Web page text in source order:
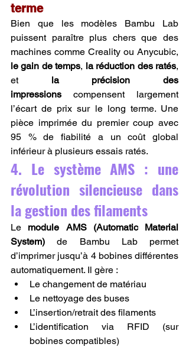
terme
Bien que les modèles Bambu Lab
puissent paraître plus chers que des
le gain de temps, la réduction des ratés,
et la précision des
impressions compensent largement
l’écart de prix sur le long terme. Une
pièce imprimée du premier coup avec
95 % de fiabilité a un coût global
inférieur à plusieurs essais ratés.
4. Le système AMS : une
révolution silencieuse dans
la gestion des filaments
Le module AMS (Automatic Material
System) de Bambu Lab permet
d’imprimer jusqu’à 4 bobines différentes
automatiquement. Il gère :
Le changement de matériau
Le nettoyage des buses
L’insertion/retrait des filaments
L’identification via RFID (sur
bobines compatibles)